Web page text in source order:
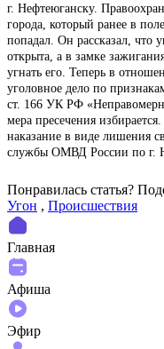
г. Нефтеюганску.
города, который ранее в
попадал. Он рассказал, что
открыта, а в замке
угнать его. Теперь в
уголовное дело по
ст. 166 УК РФ
мера пресечения
наказание в виде лишения
службы ОМВД России по г.
Понравилась статья?
Угон , Происшествия
Главная
Афиша
Эфир